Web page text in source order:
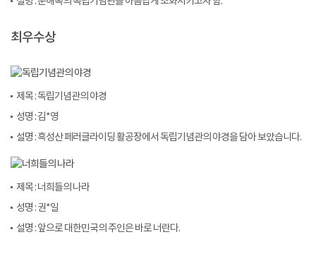
최우수상
제목 : 독립기념관의 야경
성명 : 김*영
설명 : 흑성산 페러글라이딩 활공장에서 독립기념관의 야경을 담아 보았습니다.
제목 : 너희들의 나라
성명 : 권*일
설명 : 앞으로 대한민국의 주인은 바로 너란다.